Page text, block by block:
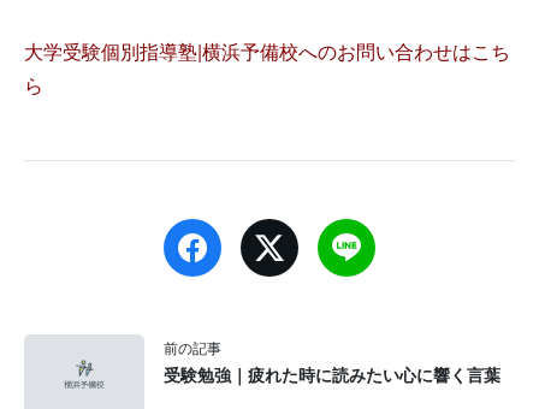
大学受験個別指導塾|横浜予備校へのお問い合わせはこち
ら
前の記事
受験勉強｜疲れた時に読みたい心に響く言葉